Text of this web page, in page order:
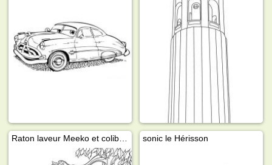
sonic le Hérisson